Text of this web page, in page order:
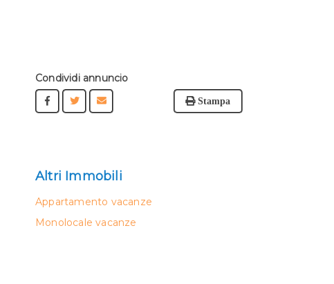
Condividi annuncio
Stampa
Altri Immobili
Appartamento vacanze
Monolocale vacanze